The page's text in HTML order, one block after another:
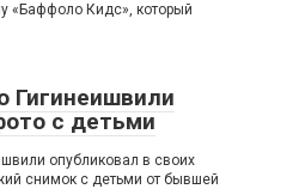
«Баффоло Кидс», который
Гигинеишвили
с детьми
опубликовал в своих
снимок с детьми от бывшей